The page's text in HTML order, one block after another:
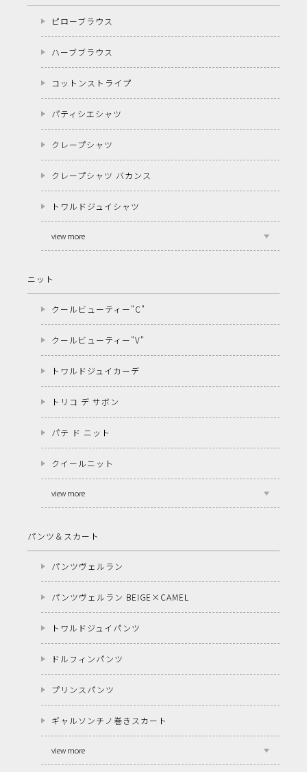
ピローブラウス
ハーブブラウス
コットンストライプ
パティシエシャツ
クレープシャツ
クレープシャツ バカンス
トワルドジュイシャツ
view more
ニット
クールビューティー"C"
クールビューティー"V"
トワルドジュイカーデ
トリコ デ サボン
パテ ド ニット
クイールニット
view more
パンツ＆スカート
パンツヴェルラン
パンツヴェルラン BEIGE×CAMEL
トワルドジュイパンツ
ドルフィンパンツ
プリンスパンツ
ギャルソンチノ巻きスカート
view more